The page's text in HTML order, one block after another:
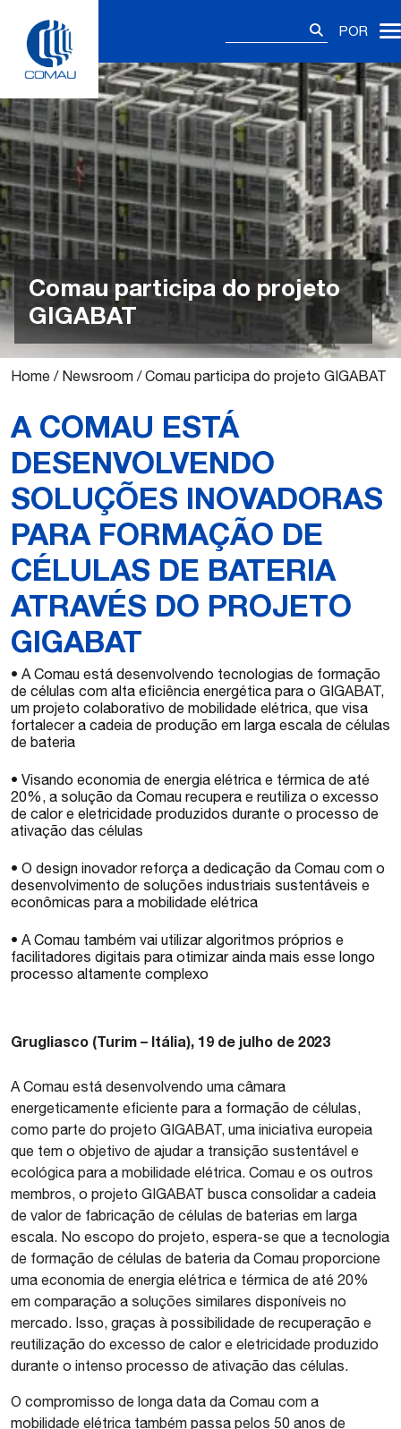
content
POR
Comau participa do projeto
GIGABAT
Home / Newsroom /Comau participa do projeto GIGABAT
A COMAU ESTÁ
DESENVOLVENDO
SOLUÇÕES INOVADORAS
PARA FORMAÇÃO DE
CÉLULAS DE BATERIA
ATRAVÉS DO PROJETO
GIGABAT
• A Comau está desenvolvendo tecnologias de formação
de células com alta eficiência energética para o GIGABAT,
um projeto colaborativo de mobilidade elétrica, que visa
fortalecer a cadeia de produção em larga escala de células
de bateria
• Visando economia de energia elétrica e térmica de até
20%, a solução da Comau recupera e reutiliza o excesso
de calor e eletricidade produzidos durante o processo de
ativação das células
• O design inovador reforça a dedicação da Comau com o
desenvolvimento de soluções industriais sustentáveis e
econômicas para a mobilidade elétrica
• A Comau também vai utilizar algoritmos próprios e
facilitadores digitais para otimizar ainda mais esse longo
processo altamente complexo
Grugliasco (Turim – Itália), 19 de julho de 2023
A Comau está desenvolvendo uma câmara
energeticamente eficiente para a formação de células,
como parte do projeto GIGABAT, uma iniciativa europeia
que tem o objetivo de ajudar a transição sustentável e
ecológica para a mobilidade elétrica. Comau e os outros
membros, o projeto GIGABAT busca consolidar a cadeia
de valor de fabricação de células de baterias em larga
escala. No escopo do projeto, espera-se que a tecnologia
de formação de células de bateria da Comau proporcione
uma economia de energia elétrica e térmica de até 20%
em comparação a soluções similares disponíveis no
mercado. Isso, graças à possibilidade de recuperação e
reutilização do excesso de calor e eletricidade produzido
durante o intenso processo de ativação das células.
O compromisso de longa data da Comau com a
mobilidade elétrica também passa pelos 50 anos de